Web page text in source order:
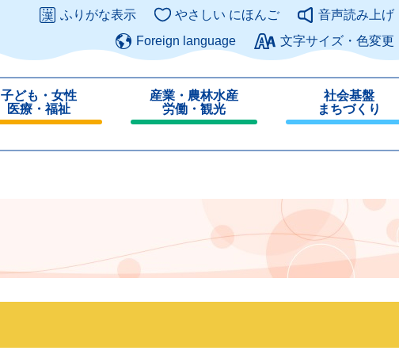
このページの本文へ
ふりがな表示 やさしい にほんご
音声読み上げ
Foreign language
文字サイズ・色変更
子ども・女性
医療・福祉
産業・農林水産
労働・観光
じ
社会基盤
まちづくり
じ